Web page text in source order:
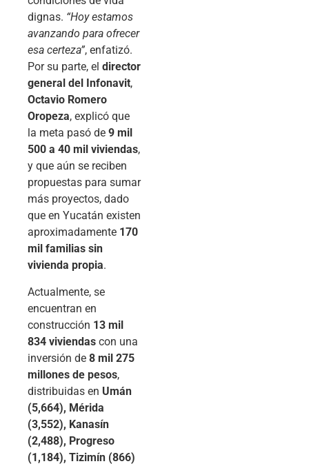
dignas. “Hoy estamos
avanzando para ofrecer
esa certeza”, enfatizó.
Por su parte, el director
general del Infonavit,
Octavio Romero
Oropeza, explicó que
la meta pasó de 9 mil
500 a 40 mil viviendas,
y que aún se reciben
propuestas para sumar
más proyectos, dado
que en Yucatán existen
aproximadamente 170
mil familias sin
vivienda propia.
Actualmente, se
encuentran en
construcción 13 mil
834 viviendas con una
inversión de 8 mil 275
millones de pesos,
distribuidas en Umán
(5,664), Mérida
(3,552), Kanasín
(2,488), Progreso
(1,184), Tizimín (866)